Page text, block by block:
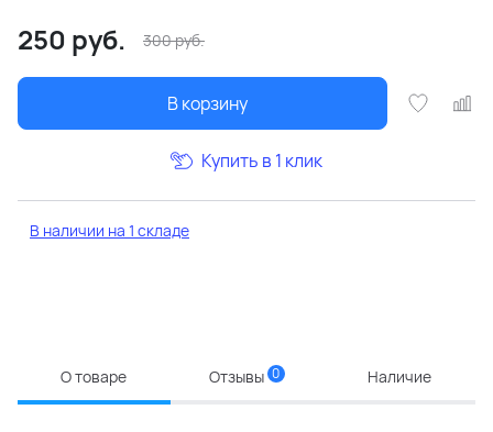
250 руб. 300руб.
В корзину
Купить в 1 клик
В наличии на 1 складе
О товаре Отзывы 0 Наличие